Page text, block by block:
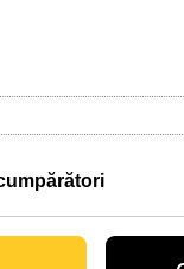
ca informațiile